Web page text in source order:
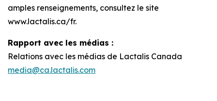
amples renseignements, consultez le site
www.lactalis.ca/fr.
Rapport avec les médias :
Relations avec les médias de Lactalis Canada
media@ca.lactalis.com